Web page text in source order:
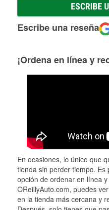
ESCRIBE
Escribe una reseña
¡Ordena en línea y
En ocasiones, lo único que
tienda sin perder tiempo.
opción de ordenar en línea
OReillyAuto.com, puedes
en la tienda más cercana y